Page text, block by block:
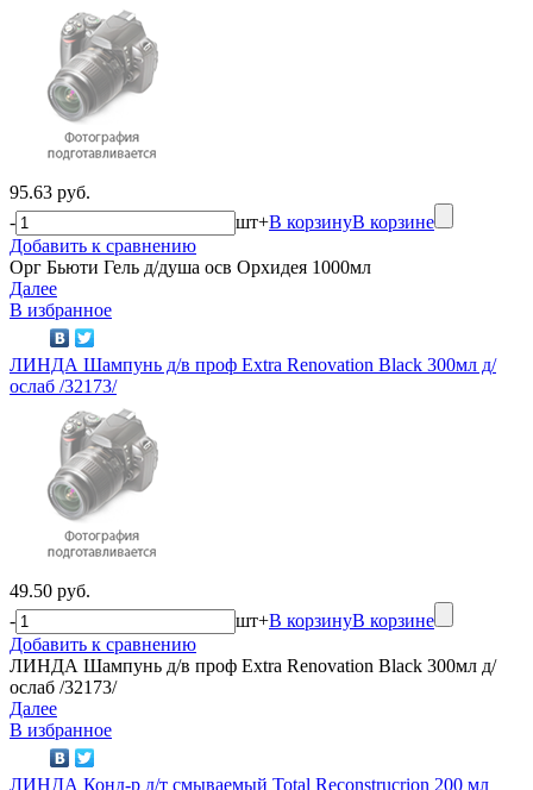
95.63 руб.
-
шт+В корзинуВ корзине
Добавить к сравнению
Орг Бьюти Гель д/душа осв Орхидея 1000мл
Далее
В избранное
ЛИНДА Шампунь д/в проф Extra Renovation Black 300мл д/
ослаб /32173/
49.50 руб.
-
шт+В корзинуВ корзине
Добавить к сравнению
ЛИНДА Шампунь д/в проф Extra Renovation Black 300мл д/
ослаб /32173/
Далее
В избранное
ЛИНДА Конд-р д/т смываемый Total Reconstrucrion 200 мл